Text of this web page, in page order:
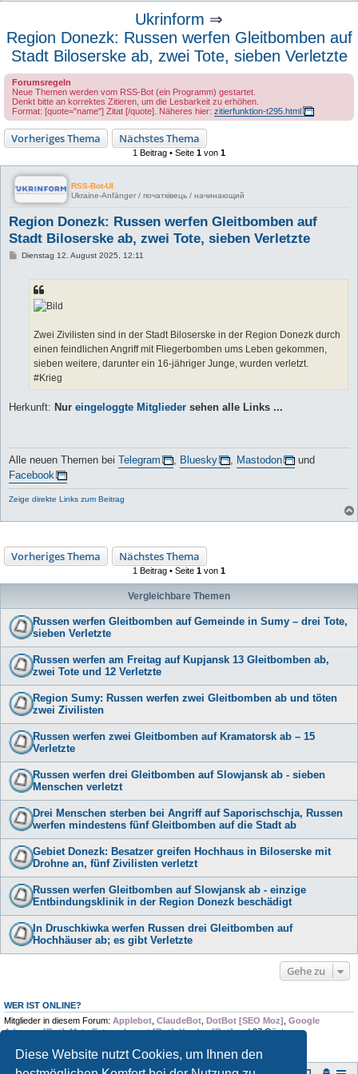
Diese Website nutzt Cookies, um Ihnen den
Ukrinform ⇒
Region Donezk: Russen werfen Gleitbomben auf
Stadt Biloserske ab, zwei Tote, sieben Verletzte
Forumsregeln
Neue Themen werden vom RSS-Bot (ein Programm) gestartet.
Denkt bitte an korrektes Zitieren, um die Lesbarkeit zu erhöhen.
Format: [quote="name"] Zitat [/quote]. Näheres hier: zitierfunktion-t295.html
Vorheriges Thema Nächstes Thema
1 Beitrag • Seite 1 von 1
RSS-Bot-UI
Ukraine-Anfänger / початківець / начинающий
Region Donezk: Russen werfen Gleitbomben auf
Stadt Biloserske ab, zwei Tote, sieben Verletzte
BDienstag 12. August 2025, 12:11
Zwei Zivilisten sind in der Stadt Biloserske in der Region Donezk durch
einen feindlichen Angriff mit Fliegerbomben ums Leben gekommen,
sieben weitere, darunter ein 16-jähriger Junge, wurden verletzt.
#Krieg
Herkunft: Nur eingeloggte Mitglieder sehen alle Links ...
Alle neuen Themen bei Telegram Bluesky Mastodon
und
Facebook
Zeige direkte Links zum Beitrag
Vorheriges Thema Nächstes Thema
1 Beitrag • Seite 1 von 1
Vergleichbare Themen
Russen werfen Gleitbomben auf Gemeinde in Sumy – drei Tote,
sieben Verletzte
Russen werfen am Freitag auf Kupjansk 13 Gleitbomben ab,
zwei Tote und 12 Verletzte
Region Sumy: Russen werfen zwei Gleitbomben ab und töten
zwei Zivilisten
Russen werfen zwei Gleitbomben auf Kramatorsk ab – 15
Verletzte
Russen werfen drei Gleitbomben auf Slowjansk ab - sieben
Menschen verletzt
Drei Menschen sterben bei Angriff auf Saporischschja, Russen
werfen mindestens fünf Gleitbomben auf die Stadt ab
Gebiet Donezk: Besatzer greifen Hochhaus in Biloserske mit
Drohne an, fünf Zivilisten verletzt
Russen werfen Gleitbomben auf Slowjansk ab - einzige
Entbindungsklinik in der Region Donezk beschädigt
In Druschkiwka werfen Russen drei Gleitbomben auf
Hochhäuser ab; es gibt Verletzte
Gehe zu
WER IST ONLINE?
Mitglieder in diesem Forum: Applebot ClaudeBot DotBot [SEO Moz] Google
Adsense [Bot],Meta Externalagent [Bot],Yandex [Bot]und 27 Gäste